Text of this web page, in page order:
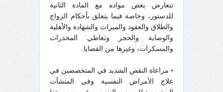
تتعارض بعض مواده مع المادة الثانية
للدستور، وخاصة فيما يتعلق بأحكام الزواج
والطلاق والعقود والميراث والشهادة والأهلية
والوصاية والحجر وتعاطي المخدرات
والمسكرات، وغيرها من القضايا.
• مراعاة النقص الشديد في المتخصصين في
علاج الأمراض النفسية وفي المنشآت